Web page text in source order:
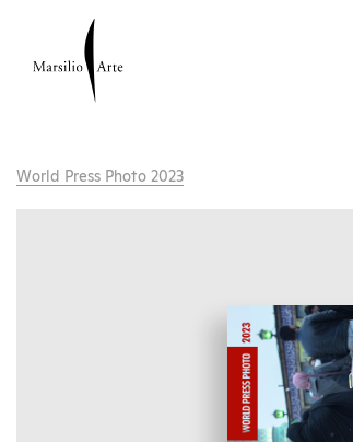
World Press Photo 2023